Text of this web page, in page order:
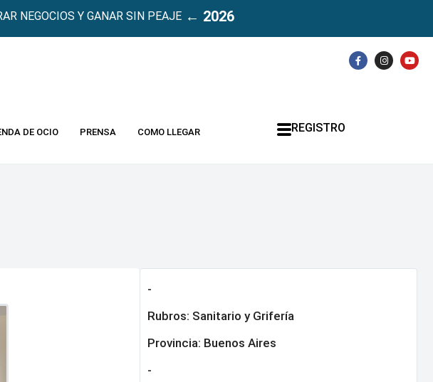
NEGOCIOS Y GANAR SIN PEAJE← 2026
DE OCIO PRENSA COMO LLEGAR REGISTRO
-
Rubros: Sanitario y Grifería
Provincia: Buenos Aires
-